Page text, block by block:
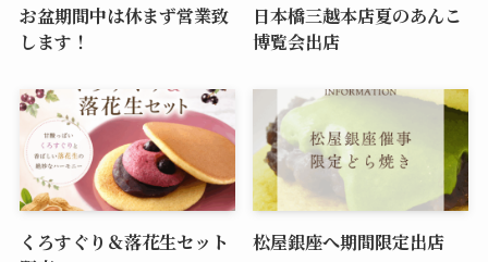
お盆期間中は休まず営業致
します！
日本橋三越本店夏のあんこ
博覧会出店
くろすぐり＆落花生セット
松屋銀座へ期間限定出店